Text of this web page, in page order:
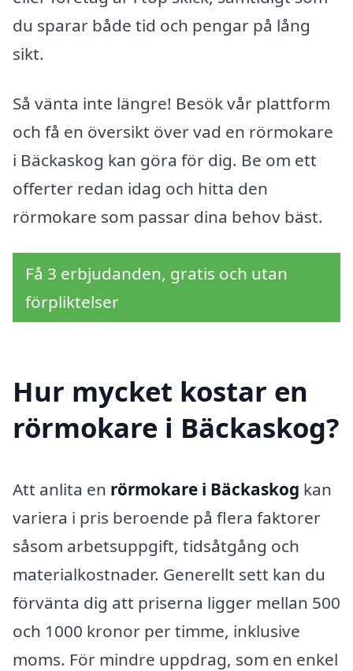
du sparar både tid och pengar på lång
sikt.
Så vänta inte längre! Besök vår plattform
och få en översikt över vad en rörmokare
i Bäckaskog kan göra för dig. Be om ett
offerter redan idag och hitta den
rörmokare som passar dina behov bäst.
Få 3 erbjudanden, gratis och utan
förpliktelser
Hur mycket kostar en
rörmokare i Bäckaskog?
Att anlita en rörmokare i Bäckaskog kan
variera i pris beroende på flera faktorer
såsom arbetsuppgift, tidsåtgång och
materialkostnader. Generellt sett kan du
förvänta dig att priserna ligger mellan 500
och 1000 kronor per timme, inklusive
moms. För mindre uppdrag, som en enkel